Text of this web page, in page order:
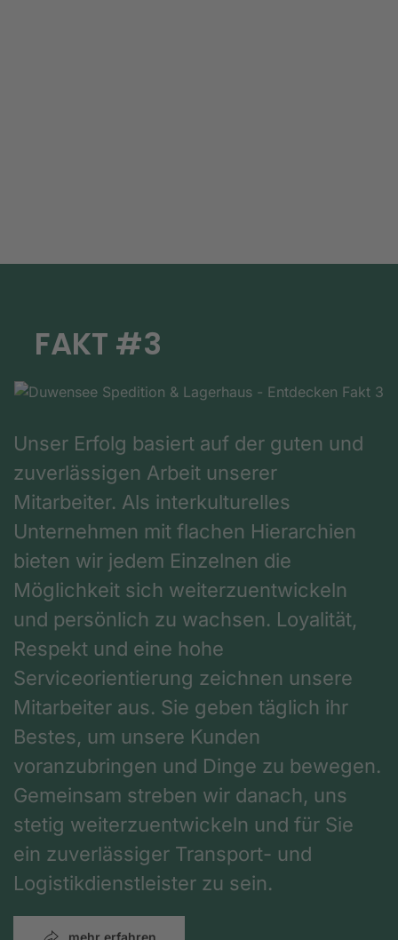
FAKT #3
Unser Erfolg basiert auf der guten und
zuverlässigen Arbeit unserer
Mitarbeiter. Als interkulturelles
Unternehmen mit flachen Hierarchien
bieten wir jedem Einzelnen die
Möglichkeit sich weiterzuentwickeln
und persönlich zu wachsen. Loyalität,
Respekt und eine hohe
Serviceorientierung zeichnen unsere
Mitarbeiter aus. Sie geben täglich ihr
Bestes, um unsere Kunden
voranzubringen und Dinge zu bewegen.
Gemeinsam streben wir danach, uns
stetig weiterzuentwickeln und für Sie
ein zuverlässiger Transport- und
Logistikdienstleister zu sein.